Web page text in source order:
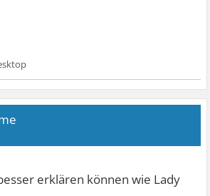
erklären können wie Lady